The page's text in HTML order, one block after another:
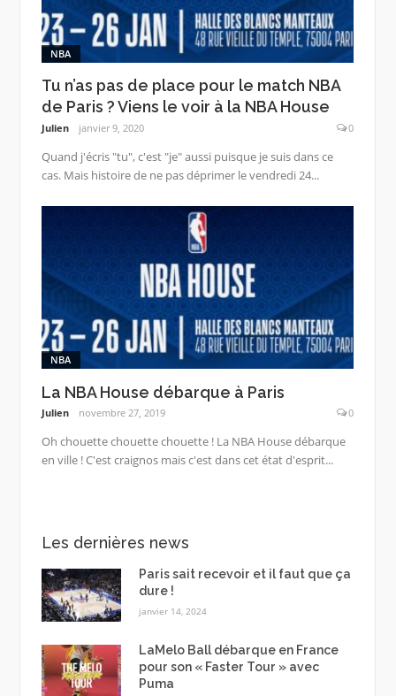
NBA
Tu n’as pas de place pour le match NBA
de Paris ? Viens le voir à la NBA House
Julien janvier 9, 2020 0
Quand j'écris "tu", c'est "je" aussi puisque je suis dans ce
cas. Mais histoire de ne pas déprimer le vendredi 24...
NBA
La NBA House débarque à Paris
Julien novembre 27, 2019 0
Oh chouette chouette chouette ! La NBA House débarque
en ville ! C'est craignos mais c'est dans cet état d'esprit...
Les dernières news
Paris sait recevoir et il faut que ça
dure !
janvier 14, 2024
LaMelo Ball débarque en France
pour son « Faster Tour » avec
Puma